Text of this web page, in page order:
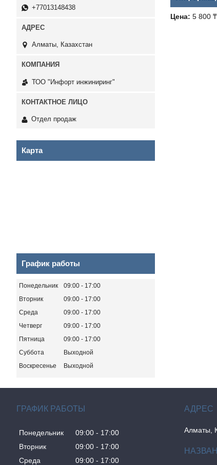
Цена: 5 800 ₸
+77013148438
Алматы, Казахстан
ТОО "Инфорт инжиниринг"
Отдел продаж
Карта
График работы
Понедельник 09:00
17:00
Вторник
09:00
17:00
Среда
09:00
17:00
Четверг
09:00
17:00
Пятница
09:00
17:00
Суббота
Выходной
Воскресенье
Выходной
ГРАФИК РАБОТЫ
Понедельник 09:00
17:00
Вторник
09:00
17:00
Среда
09:00 17:00
Алматы,